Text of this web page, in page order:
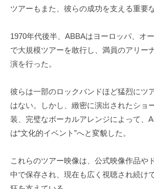
ツアーもまた、彼らの成功を支える重要
1970年代後半、ABBAはヨーロッパ、オ
で大規模ツアーを敢行し、満員のアリー
演を行った。
彼らは一部のロックバンドほど猛烈にツ
はない。しかし、緻密に演出されたショ
装、完璧なボーカルアレンジによって、
は“文化的イベント”へと変貌した。
これらのツアー映像は、公式映像作品や
中で保存され、現在も広く視聴され続け